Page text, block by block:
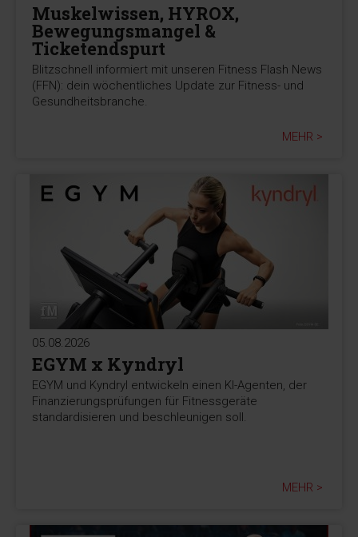
Muskelwissen, HYROX,
Bewegungsmangel &
Ticketendspurt
Blitzschnell informiert mit unseren Fitness Flash News
(FFN): dein wöchentliches Update zur Fitness- und
Gesundheitsbranche.
MEHR >
05.08.2026
EGYM x Kyndryl
EGYM und Kyndryl entwickeln einen KI-Agenten, der
Finanzierungsprüfungen für Fitnessgeräte
standardisieren und beschleunigen soll.
MEHR >